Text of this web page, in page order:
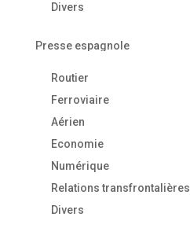
Divers
Presse espagnole
Routier
Ferroviaire
Aérien
Economie
Numérique
Relations transfrontalières
Divers